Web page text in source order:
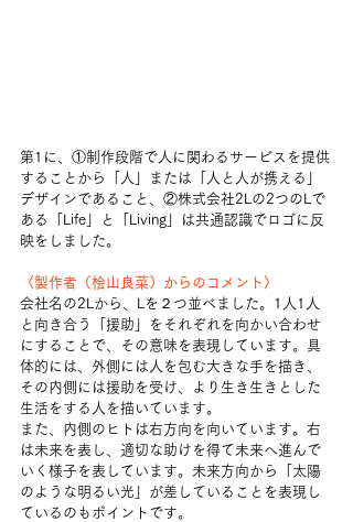
第1に、①制作段階で人に関わるサービスを提供
することから「人」または「人と人が携える」
デザインであること、②株式会社2Lの2つのLで
ある「Life」と「Living」は共通認識でロゴに反
映をしました。
〈製作者（桧山良菜）からのコメント〉
会社名の2Lから、Lを２つ並べました。1人1人
と向き合う「援助」をそれぞれを向かい合わせ
にすることで、その意味を表現しています。具
体的には、外側には人を包む大きな手を描き、
その内側には援助を受け、より生き生きとした
生活をする人を描いています。
また、内側のヒトは右方向を向いています。右
は未来を表し、適切な助けを得て未来へ進んで
いく様子を表しています。未来方向から「太陽
のような明るい光」が差していることを表現し
ているのもポイントです。